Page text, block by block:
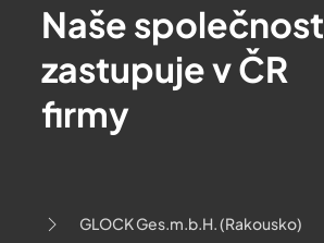
Naše společnost
zastupuje v ČR
firmy
GLOCK Ges.m.b.H. (Rakousko)